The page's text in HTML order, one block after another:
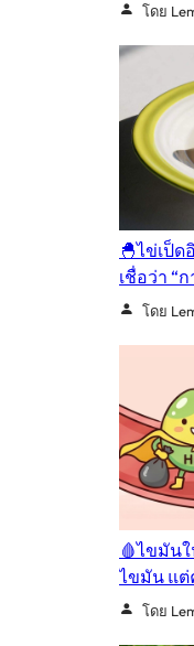
โดย
🐣ไข่เป็
เชื่อว่า “
โดย
🩸ไขมัน
ไขมัน แต่
โดย